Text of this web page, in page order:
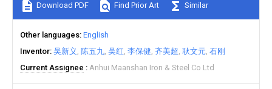
Download PDF Find Prior Art Similar
Other languages English
Inventor 吴新义 陈五九 吴红 李保健 齐美超 耿文元 石刚
Current Assignee
Anhui Maanshan Iron & Steel Co Ltd